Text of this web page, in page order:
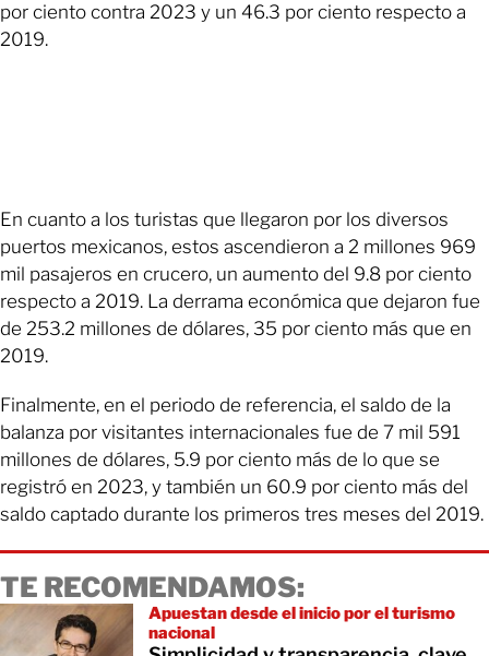
por ciento contra 2023 y un 46.3 por ciento respecto a
2019.
En cuanto a los turistas que llegaron por los diversos
puertos mexicanos, estos ascendieron a 2 millones 969
mil pasajeros en crucero, un aumento del 9.8 por ciento
respecto a 2019. La derrama económica que dejaron fue
de 253.2 millones de dólares, 35 por ciento más que en
2019.
Finalmente, en el periodo de referencia, el saldo de la
balanza por visitantes internacionales fue de 7 mil 591
millones de dólares, 5.9 por ciento más de lo que se
registró en 2023, y también un 60.9 por ciento más del
saldo captado durante los primeros tres meses del 2019.
TE RECOMENDAMOS:
Apuestan desde el inicio por el turismo
nacional